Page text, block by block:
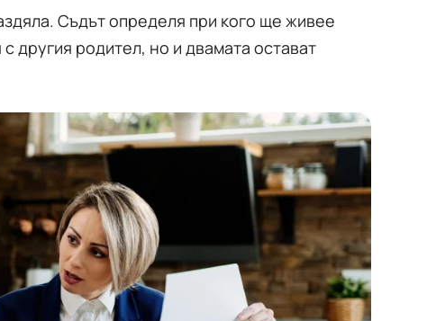
Съдът определя при кого ще живее
другия родител, но и двамата остават